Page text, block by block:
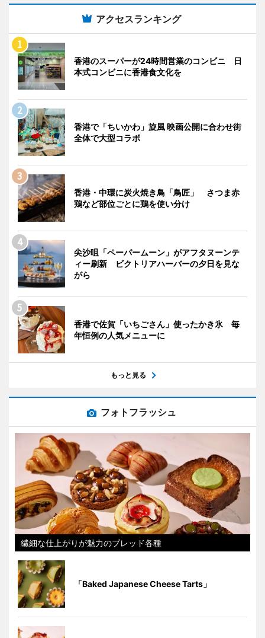
アクセスランキング
香港のスーパーが24時間営業のコンビニ 日
本式コンビニに香港食文化を
香港で「ちいかわ」旋風 映画公開に合わせ街
全体で大型コラボ
香港・中環に炭火焼き鳥「鳥匠」 さつま赤
鶏など部位ごとに鶏を使い分け
尖沙咀「ペーパームーン」がアフタヌーンテ
ィー刷新 ビクトリアハーバーの夕日を見な
がら
香港で佐賀「いちごさん」使ったかき氷 毎
年恒例の人気メニューに
もっと見る
フォトフラッシュ
繊細な仕上がりが魅力のブレッド各種
「Baked Japanese Cheese Tarts」